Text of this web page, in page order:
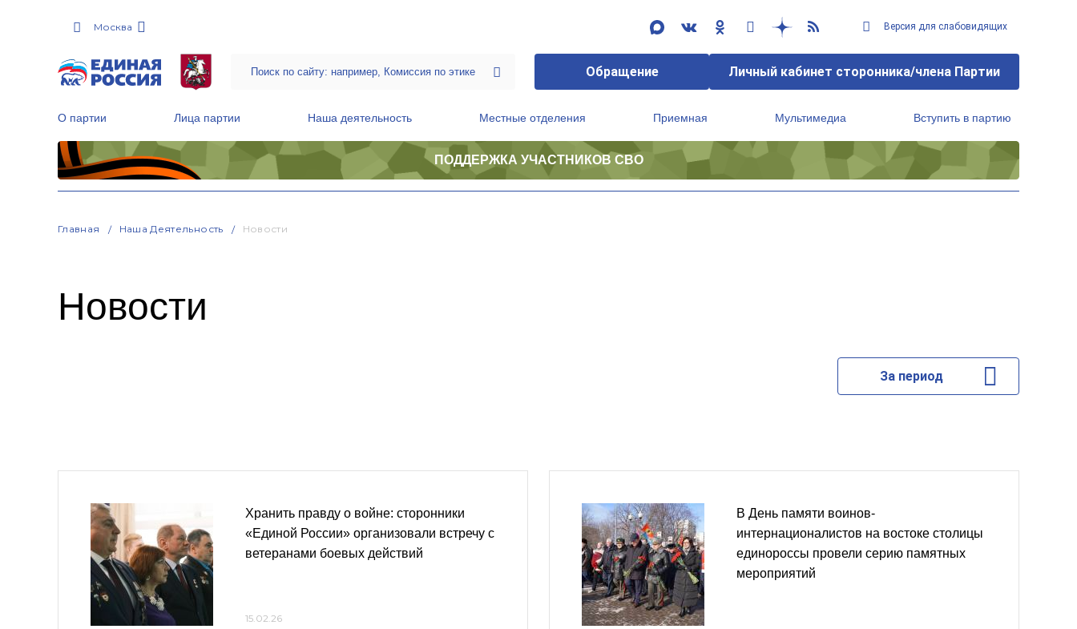
Москва Версия для слабовидящих
Обращение Личный кабинет сторонника/члена Партии
О партии Лица партии Наша деятельность Местные отделения Приемная Мультимедиа Вступить в партию
ПОДДЕРЖКА УЧАСТНИКОВ СВО
Главная Наша Деятельность Новости
Новости
За период
Хранить правду о войне: сторонники
«Единой России» организовали встречу с
ветеранами боевых действий
15.02.26
В День памяти воинов-
интернационалистов на востоке столицы
единороссы провели серию памятных
мероприятий